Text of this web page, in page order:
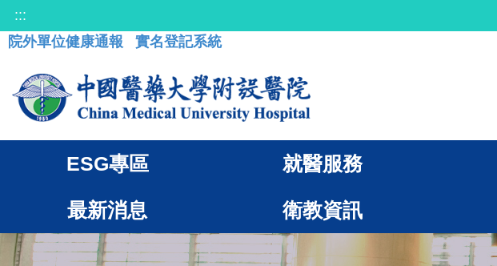
:::
院外單位健康通報
實名登記系統
ESG專區 就醫服務
最新消息 衛教資訊